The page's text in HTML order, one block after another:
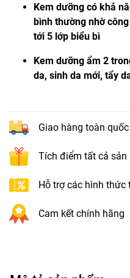
Kem dưỡng có khả
bình thường nhờ
tới 5 lớp biểu bì
Kem dưỡng ẩm 2
da, sinh da mới, tẩy
Giao hàng toàn quốc
Tích điểm tất cả sản
Hỗ trợ các hình thức
Cam kết chính hãng